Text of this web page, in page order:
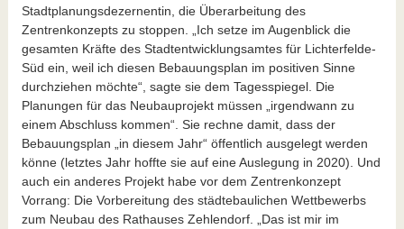
Stadtplanungsdezernentin, die Überarbeitung des
Zentrenkonzepts zu stoppen. „Ich setze im Augenblick die
gesamten Kräfte des Stadtentwicklungsamtes für Lichterfelde-
Süd ein, weil ich diesen Bebauungsplan im positiven Sinne
durchziehen möchte“, sagte sie dem Tagesspiegel. Die
Planungen für das Neubauprojekt müssen „irgendwann zu
einem Abschluss kommen“. Sie rechne damit, dass der
Bebauungsplan „in diesem Jahr“ öffentlich ausgelegt werden
könne (letztes Jahr hoffte sie auf eine Auslegung in 2020). Und
auch ein anderes Projekt habe vor dem Zentrenkonzept
Vorrang: Die Vorbereitung des städtebaulichen Wettbewerbs
zum Neubau des Rathauses Zehlendorf. „Das ist mir im